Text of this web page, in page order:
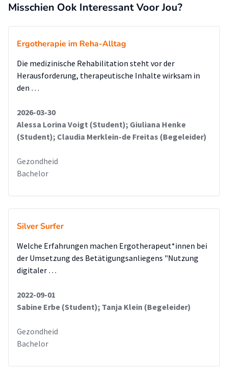
Misschien Ook Interessant Voor Jou?
Ergotherapie im Reha-Alltag
Die medizinische Rehabilitation steht vor der
Herausforderung, therapeutische Inhalte wirksam in
den …
2026-03-30
Alessa Lorina Voigt (Student); Giuliana Henke
(Student); Claudia Merklein-de Freitas (Begeleider)
Gezondheid
Bachelor
Silver Surfer
Welche Erfahrungen machen Ergotherapeut*innen bei
der Umsetzung des Betätigungsanliegens "Nutzung
digitaler …
2022-09-01
Sabine Erbe (Student); Tanja Klein (Begeleider)
Gezondheid
Bachelor